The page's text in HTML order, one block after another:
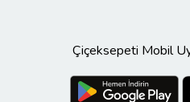
Çiçeksepeti Mobil